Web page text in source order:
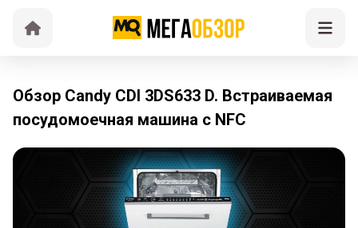
Обзор Candy CDI 3DS633 D. Встраиваемая
посудомоечная машина с NFC